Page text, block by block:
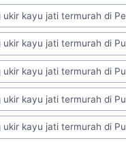
ukir kayu jati termurah di
ukir kayu jati termurah di
ukir kayu jati termurah di
ukir kayu jati termurah di
ukir kayu jati termurah di